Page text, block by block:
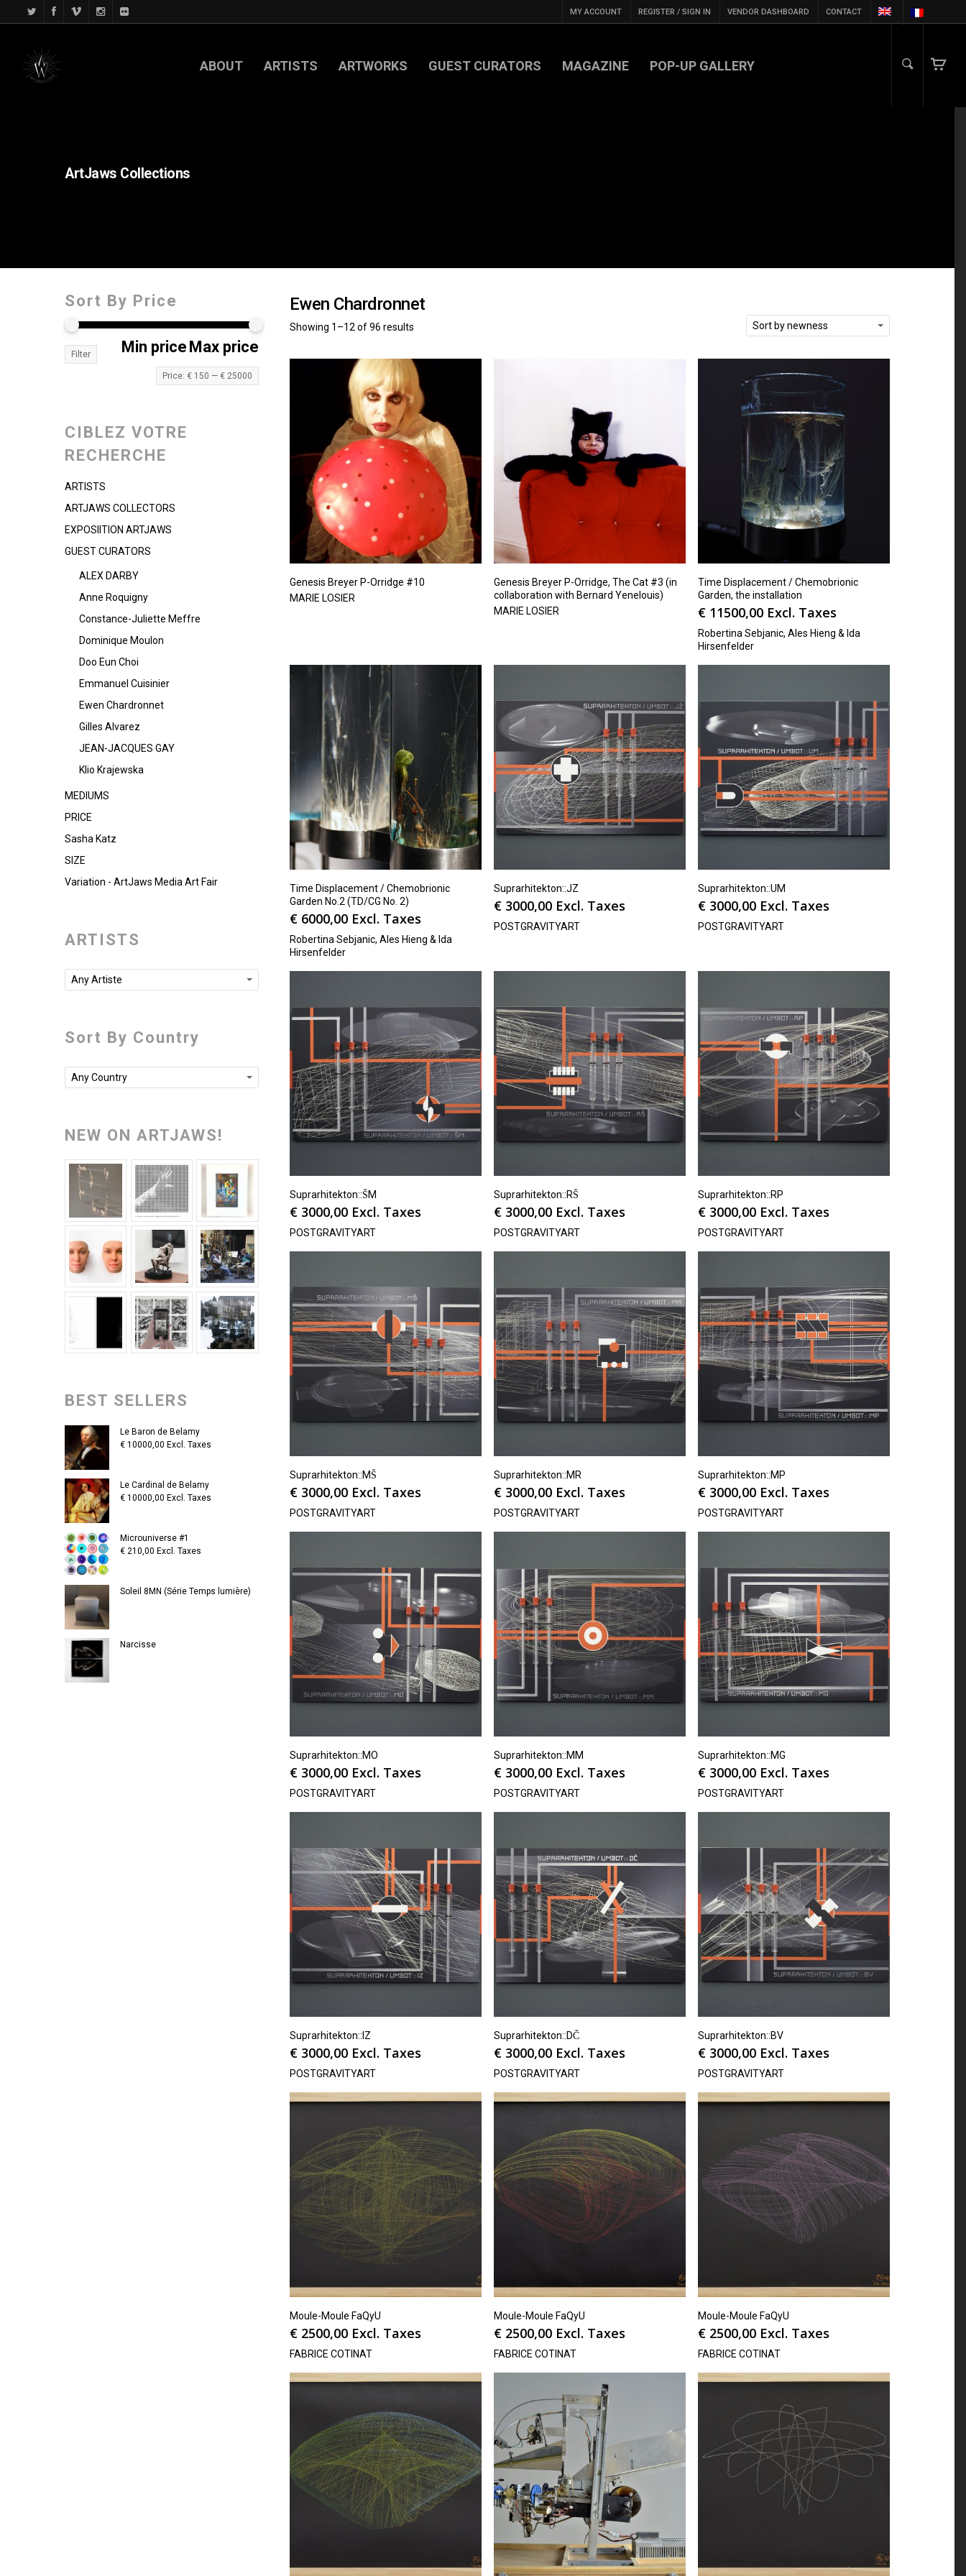
MY ACCOUNT REGISTER / SIGN IN VENDOR DASHBOARD CONTACT
ABOUT ARTISTS ARTWORKS GUEST CURATORS MAGAZINE POP-UP GALLERY
ArtJaws Collections
Sort By Price
Min price Max price
Filter
Price: € 150 — € 25000
CIBLEZ VOTRE
RECHERCHE
ARTISTS
ARTJAWS COLLECTORS
EXPOSIITION ARTJAWS
GUEST CURATORS
ALEX DARBY
Anne Roquigny
Constance-Juliette Meffre
Dominique Moulon
Doo Eun Choi
Emmanuel Cuisinier
Ewen Chardronnet
Gilles Alvarez
JEAN-JACQUES GAY
Klio Krajewska
MEDIUMS
PRICE
Sasha Katz
SIZE
Variation - ArtJaws Media Art Fair
ARTISTS
Any Artiste
Sort By Country
Any Country
NEW ON ARTJAWS!
BEST SELLERS
Le Baron de Belamy
€ 10000,00 Excl. Taxes
Le Cardinal de Belamy
€ 10000,00 Excl. Taxes
Microuniverse #1
€ 210,00 Excl. Taxes
Soleil 8MN (Série Temps lumière)
Narcisse
Ewen Chardronnet
Showing 1–12 of 96 results Sort by newness
Genesis Breyer P-Orridge #10
MARIE LOSIER
Genesis Breyer P-Orridge, The Cat #3 (in
collaboration with Bernard Yenelouis)
MARIE LOSIER
Time Displacement / Chemobrionic
Garden, the installation
€11500,00 Excl. Taxes
Robertina Sebjanic, Ales Hieng & Ida
Hirsenfelder
Time Displacement / Chemobrionic
Garden No.2 (TD/CG No. 2)
€6000,00 Excl. Taxes
Robertina Sebjanic, Ales Hieng & Ida
Hirsenfelder
Suprarhitekton::JZ
€3000,00 Excl. Taxes
POSTGRAVITYART
Suprarhitekton::UM
€3000,00 Excl. Taxes
POSTGRAVITYART
Suprarhitekton::ŠM
€3000,00 Excl. Taxes
POSTGRAVITYART
Suprarhitekton::RŠ
€3000,00 Excl. Taxes
POSTGRAVITYART
Suprarhitekton::RP
€3000,00 Excl. Taxes
POSTGRAVITYART
Suprarhitekton::MŠ
€3000,00 Excl. Taxes
POSTGRAVITYART
Suprarhitekton::MR
€3000,00 Excl. Taxes
POSTGRAVITYART
Suprarhitekton::MP
€3000,00 Excl. Taxes
POSTGRAVITYART
Suprarhitekton::MO
€3000,00 Excl. Taxes
POSTGRAVITYART
Suprarhitekton::MM
€3000,00 Excl. Taxes
POSTGRAVITYART
Suprarhitekton::MG
€3000,00 Excl. Taxes
POSTGRAVITYART
Suprarhitekton::IZ
€3000,00 Excl. Taxes
POSTGRAVITYART
Suprarhitekton::DČ
€3000,00 Excl. Taxes
POSTGRAVITYART
Suprarhitekton::BV
€3000,00 Excl. Taxes
POSTGRAVITYART
Moule-Moule FaQyU
€2500,00 Excl. Taxes
FABRICE COTINAT
Moule-Moule FaQyU
€2500,00 Excl. Taxes
FABRICE COTINAT
Moule-Moule FaQyU
€2500,00 Excl. Taxes
FABRICE COTINAT